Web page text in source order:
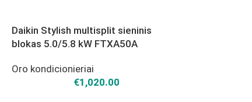
Daikin Stylish multisplit sieninis
blokas 5.0/5.8 kW FTXA50A
Oro kondicionieriai
€1,020.00